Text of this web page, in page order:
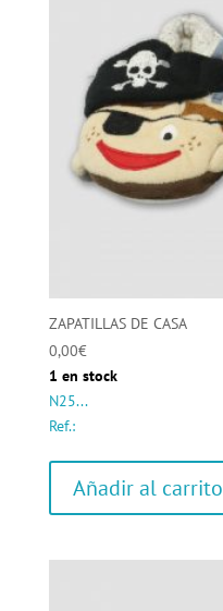
ZAPATILLAS DE CASA
0,00€
1 en stock
N25...
Ref.:
Añadir al carrito